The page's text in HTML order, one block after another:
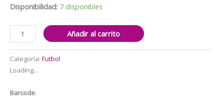
$4.500.$3.500.
Disponibilidad: 7 disponibles
Pulseras
Decorativa10
unidades
Cumpleaños
Futbol
Añadir al carrito
Categoría: Futbol
Loading...
Barcode: